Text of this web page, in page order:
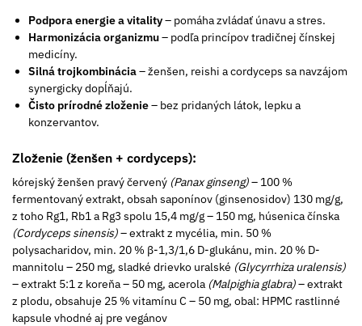
Podpora energie a vitality– pomáha zvládať únavu a stres.
Harmonizácia organizmu– podľa princípov tradičnej čínskej
medicíny.
Silná trojkombinácia– ženšen, reishi a cordyceps sa navzájom
synergicky dopĺňajú.
Čisto prírodné zloženie– bez pridaných látok, lepku a
konzervantov.
Zloženie (ženšen + cordyceps):
kórejský ženšen pravý červený (Panax ginseng)– 100 %
fermentovaný extrakt, obsah saponínov (ginsenosidov) 130 mg/g,
z toho Rg1, Rb1 a Rg3 spolu 15,4 mg/g – 150 mg, húsenica čínska
(Cordyceps sinensis)– extrakt z mycélia, min. 50­ %
polysacharidov, min. 20 % β-1,3/1,6 D-glukánu, min. 20 % D-
mannitolu – 250 mg, sladké drievko uralské (Glycyrrhiza uralensis)
– extrakt 5:1 z koreňa – 50 mg, acerola (Malpighia glabra)– extrakt
z plodu, obsahuje 25 % vitamínu C – 50 mg, obal: HPMC rastlinné
kapsule vhodné aj pre vegánov